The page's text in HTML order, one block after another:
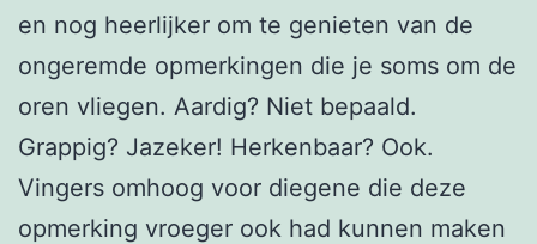
en nog heerlijker om te genieten van de
ongeremde opmerkingen die je soms om de
oren vliegen. Aardig? Niet bepaald.
Grappig? Jazeker! Herkenbaar? Ook.
Vingers omhoog voor diegene die deze
opmerking vroeger ook had kunnen maken